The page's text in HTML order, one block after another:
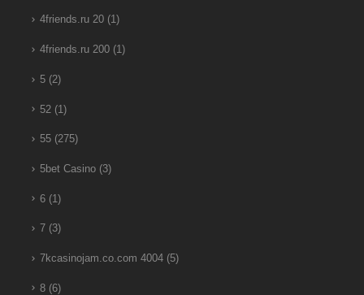
4friends.ru 20(1)
4friends.ru 200(1)
5(2)
52(1)
55(275)
5bet Casino(3)
6(1)
7(3)
7kcasinojam.co.com 4004(5)
8(6)